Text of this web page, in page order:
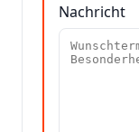
Nachricht